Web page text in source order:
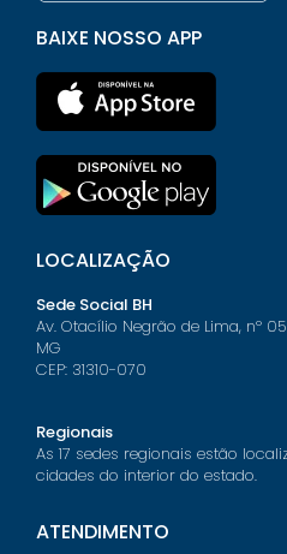
BAIXE NOSSO APP
LOCALIZAÇÃO
Sede Social BH
Av. Otacílio Negrão de Lima, nº
MG
CEP: 31310-070
Regionais
As 17 sedes regionais estão
cidades do interior do estado.
ATENDIMENTO